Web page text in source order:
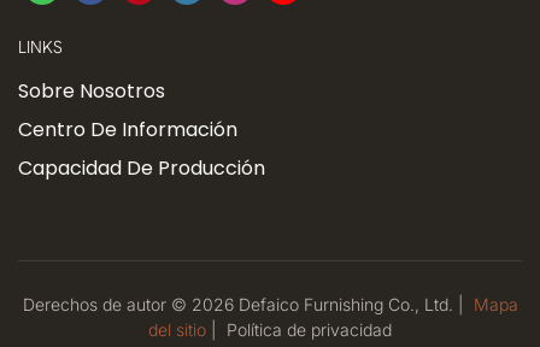
LINKS
Sobre Nosotros
Centro De Información
Capacidad De Producción
Derechos de autor © 2026 Defaico Furnishing Co., Ltd. |
Mapa
del sitio
Política de privacidad